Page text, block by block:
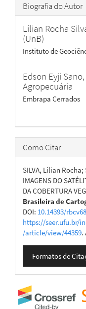
Biografia do Autor
Lílian Rocha
(UnB)
Instituto de
Edson Eyji Sano,
Agropecuária
Embrapa Cerrados
Como Citar
SILVA, Lílian Rocha;
IMAGENS DO
DA COBERTURA
Brasileira de
DOI: 10.14393/
https://seer.ufu.br/
/article/view/44359.
Formatos de